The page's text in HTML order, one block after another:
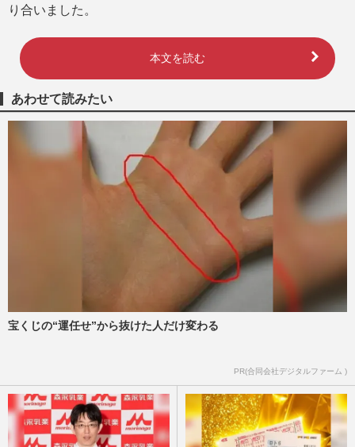
り合いました。
本文を読む
あわせて読みたい
宝くじの“運任せ”から抜けた人だけ変わる
PR(合同会社デジタルファーム )